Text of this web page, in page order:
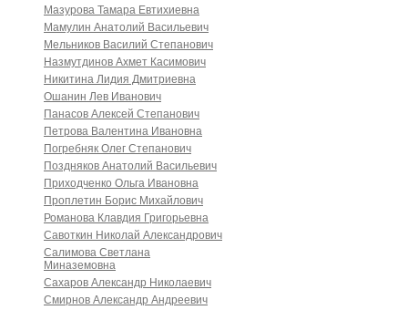
Мазурова Тамара Евтихиевна
Мамулин Анатолий Васильевич
Мельников Василий Степанович
Назмутдинов Ахмет Касимович
Никитина Лидия Дмитриевна
Ошанин Лев Иванович
Панасов Алексей Степанович
Петрова Валентина Ивановна
Погребняк Олег Степанович
Поздняков Анатолий Васильевич
Приходченко Ольга Ивановна
Проплетин Борис Михайлович
Романова Клавдия Григорьевна
Савоткин Николай Александрович
Салимова Светлана
Миназемовна
Сахаров Александр Николаевич
Смирнов Александр Андреевич